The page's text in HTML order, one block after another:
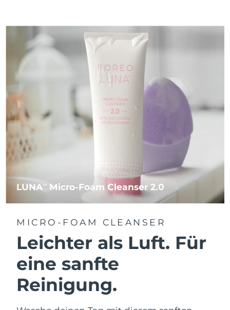
LUNATM Micro-Foam Cleanser 2.0
MICRO-FOAM CLEANSER
Leichter als Luft. Für
eine sanfte
Reinigung.